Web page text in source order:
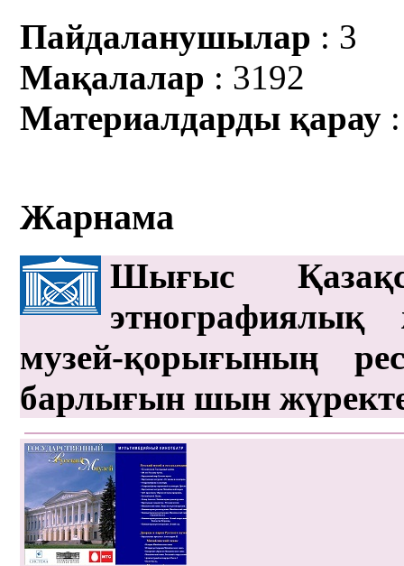
Пайдаланушылар : 3
Мақалалар : 3192
Материалдарды қарау
Жарнама
Шығыс
этнографиялық
музей-қорығының
барлығын шын